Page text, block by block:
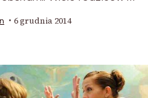
6 grudnia 2014